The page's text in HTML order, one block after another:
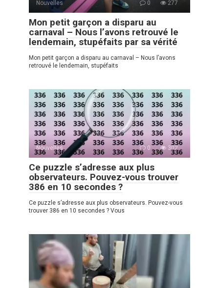
Nouvelles 0 277
Mon petit garçon a disparu au
carnaval – Nous l’avons retrouvé le
lendemain, stupéfaits par sa vérité
Mon petit garçon a disparu au carnaval – Nous l’avons
retrouvé le lendemain, stupéfaits
Nouvelles 0 302
Ce puzzle s’adresse aux plus
observateurs. Pouvez-vous trouver
386 en 10 secondes ?
Ce puzzle s’adresse aux plus observateurs. Pouvez-vous
trouver 386 en 10 secondes ? Vous